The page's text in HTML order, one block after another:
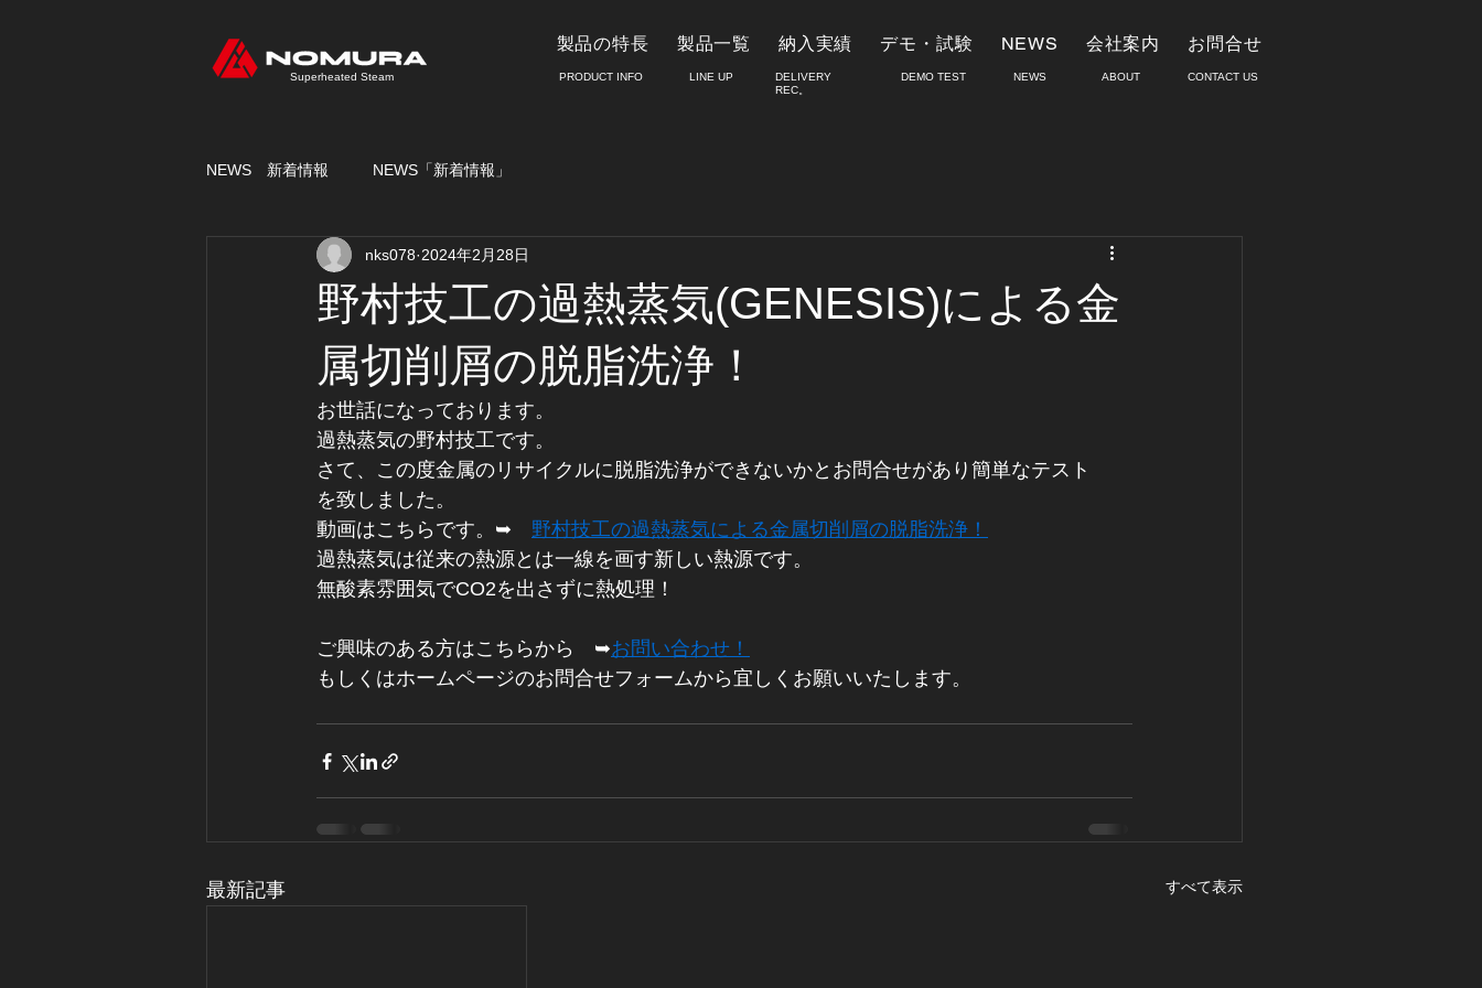
Superheated Steam
製品の特長 製品一覧 納入実績 デモ・試験 NEWS 会社案内 お問合せ
PRODUCT INFO LINE UP
DELIVERY
REC。
​DEMO TEST ​NEWS ABOUT ​CONTACT US
NEWS 新着情報 NEWS「新着情報」
野村技工の過熱蒸気(GENESIS)による金
属切削屑の脱脂洗浄！
nks078 2024年2月28日
お世話になっております。
過熱蒸気の野村技工です。
さて、この度金属のリサイクルに脱脂洗浄ができないかとお問合せがあり簡単なテスト
を致しました。
動画はこちらです。➥ 野村技工の過熱蒸気による金属切削屑の脱脂洗浄！
過熱蒸気は従来の熱源とは一線を画す新しい熱源です。
無酸素雰囲気でCO2を出さずに熱処理！
ご興味のある方はこちらから　➥お問い合わせ！
もしくはホームページのお問合せフォームから宜しくお願いいたします。
最新記事 すべて表示